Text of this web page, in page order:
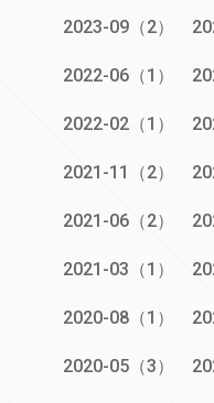
2023-09（2）
2022-06（1）
2022-02（1）
2021-11（2）
2021-06（2）
2021-03（1）
2020-08（1）
2020-05（3）